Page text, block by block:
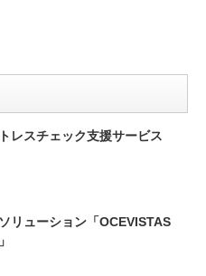
レスチェック支援サービス
リューション「OCEVISTAS